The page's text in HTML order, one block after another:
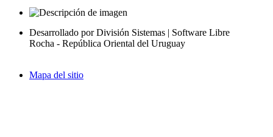
Desarrollado por División Sistemas | Software Libre
Rocha - República Oriental del Uruguay
Mapa del sitio